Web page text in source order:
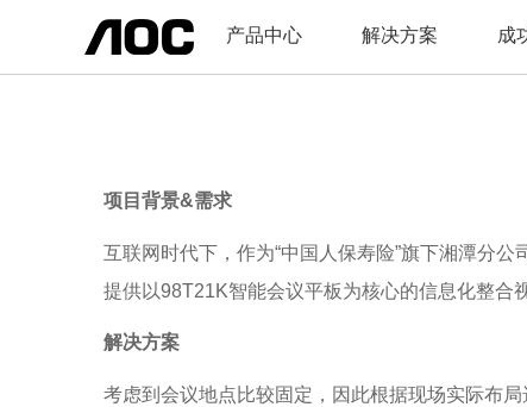
产品中心 解决方案 成
项目背景&需求
互联网时代下，作为“中国人保寿险”旗下湘潭分
提供以98T21K智能会议平板为核心的信息化整合
解决方案
考虑到会议地点比较固定，因此根据现场实际布